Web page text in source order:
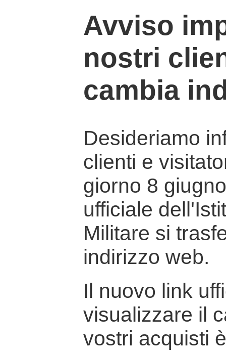
Avviso
nostri
cambia
Desideriamo
clienti e
giorno 8
ufficiale
Militare si
indirizzo web.
Il nuovo link
visualizzare il
vostri acquisti